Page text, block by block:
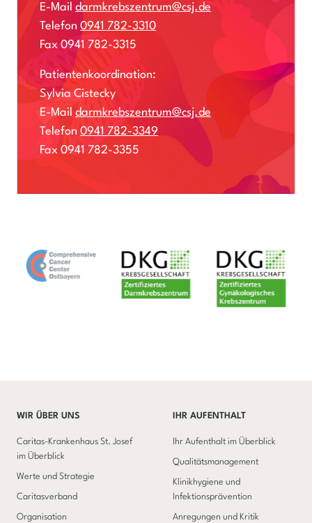
E-Mail darmkrebszentrum@csj.de
Telefon 0941 782-3310
Fax 0941 782-3315
Patientenkoordination:
Sylvia Cistecky
E-Mail darmkrebszentrum@csj.de
Telefon 0941 782-3349
Fax 0941 782-3355
WIR ÜBER UNS
Caritas-Krankenhaus St. Josef
im Überblick
Werte und Strategie
Caritasverband
Organisation
IHR AUFENTHALT
Ihr Aufenthalt im Überblick
Qualitätsmanagement
Klinikhygiene und
Infektionsprävention
Anregungen und Kritik